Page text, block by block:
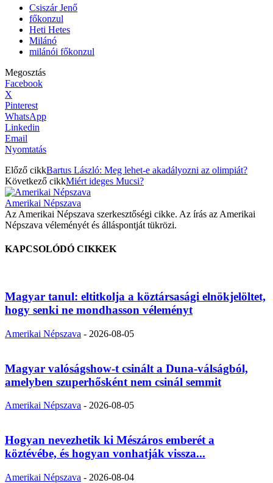
Csiszár Jenő
főkonzul
Heti Hetes
Milánó
milánói főkonzul
Megosztás
Facebook
X
Pinterest
WhatsApp
Linkedin
Email
Nyomtatás
Előző cikkBartus László: Meg lehet-e akadályozni az olimpiát?
Következő cikkMiért ideges Mucsi?
Amerikai Népszava
Az Amerikai Népszava szerkesztőségi cikke. Az írás az Amerikai
Népszava véleményét és álláspontját tükrözi.
KAPCSOLÓDÓ CIKKEK
Magyar tanul: eltitkolja a köztársasági elnökjelöltet,
hogy senki ne mondhasson véleményt
Amerikai Népszava - 2026-08-05
Magyar valóságshow-t csinált a Duna-válságból,
amelyben szuperhősként nem csinál semmit
Amerikai Népszava - 2026-08-05
Hogyan nevezhetik ki Mészáros emberét a
köztévébe, és hogyan vonhatják vissza...
Amerikai Népszava - 2026-08-04